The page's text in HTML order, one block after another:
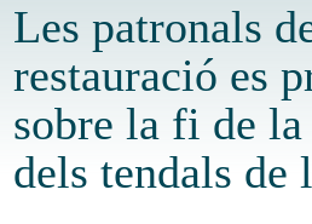
Les patronals
restauració es
sobre la fi de
dels tendals de